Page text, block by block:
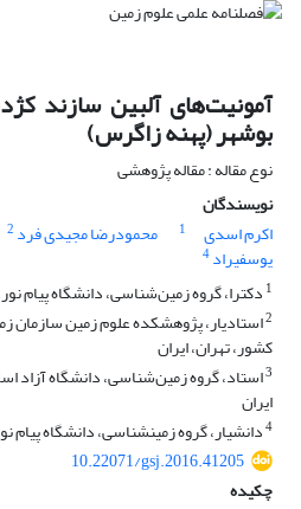
آمونیت‌های آلبین سازند
بوشهر (پهنه زاگرس)
نوع مقاله : مقاله پژوهشی
نویسندگان
اکرم اسدی
1 محمودرضا مجیدی فرد 2
یوسفی‎راد
4
1 دکترا، گروه زمین‌شناسی، دانشگاه پیام
2استادیار، پژوهشکده علوم ‌زمین سازمان
کشور، تهران، ایران
3استاد، گروه زمین‌شناسی، دانشگاه آزاد
ایران
4دانشیار، گروه زمین‎شناسی، دانشگاه پیام نور، ایران
10.22071/gsj.2016.41205
چکیده